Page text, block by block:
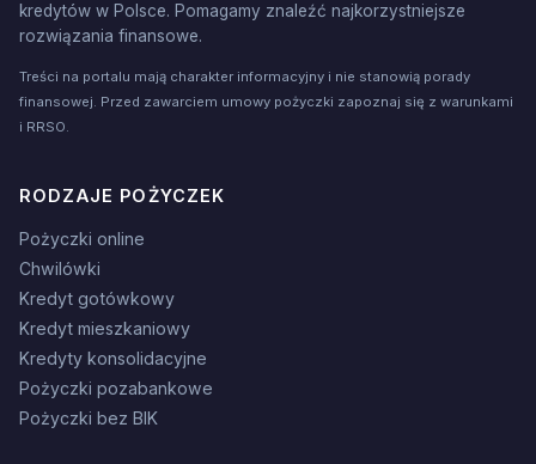
kredytów w Polsce. Pomagamy znaleźć najkorzystniejsze
rozwiązania finansowe.
Treści na portalu mają charakter informacyjny i nie stanowią porady
finansowej. Przed zawarciem umowy pożyczki zapoznaj się z warunkami
i RRSO.
RODZAJE POŻYCZEK
Pożyczki online
Chwilówki
Kredyt gotówkowy
Kredyt mieszkaniowy
Kredyty konsolidacyjne
Pożyczki pozabankowe
Pożyczki bez BIK